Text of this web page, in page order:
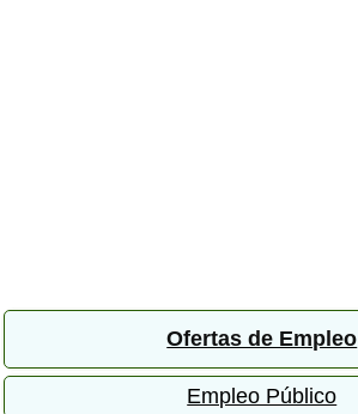
Ofertas de Empleo
Empleo Público